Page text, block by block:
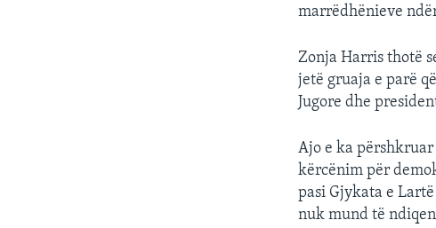
marrëdhënieve
Zonja Harris thotë
jetë gruaja e parë
Jugore dhe
Ajo e ka
kërcënim për
pasi Gjykata e
nuk mund të